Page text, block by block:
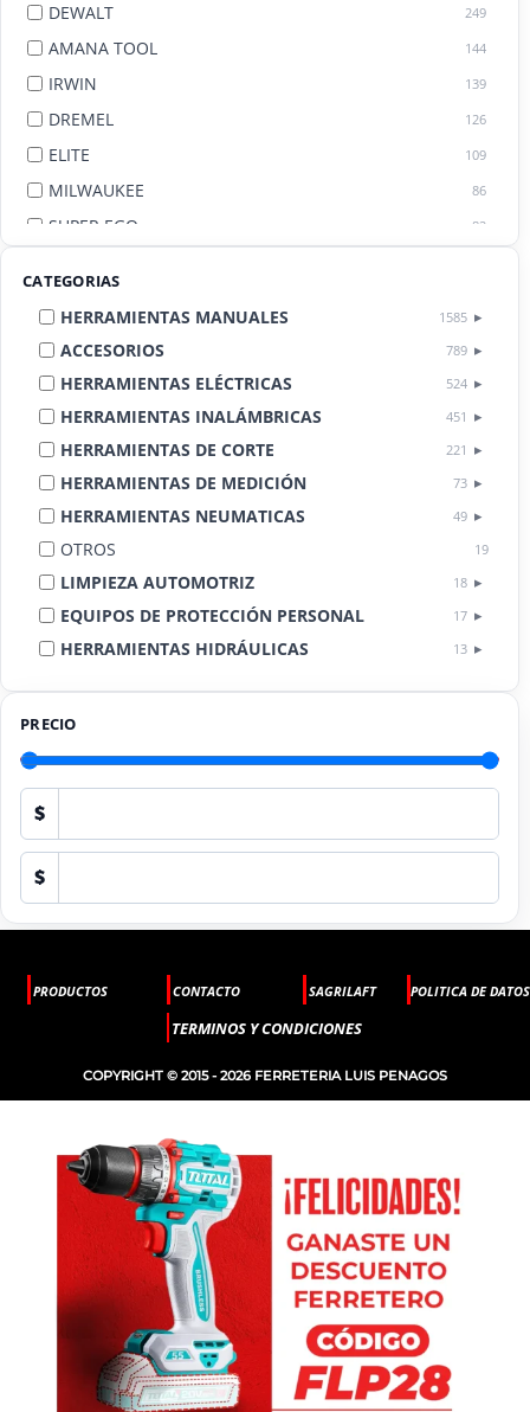
DEWALT 249
AMANA TOOL 144
IRWIN 139
DREMEL 126
ELITE 109
MILWAUKEE 86
SUPER EGO 82
CATEGORIAS
HERRAMIENTAS MANUALES 1585
ACCESORIOS 789
HERRAMIENTAS ELÉCTRICAS 524
HERRAMIENTAS INALÁMBRICAS 451
HERRAMIENTAS DE CORTE 221
HERRAMIENTAS DE MEDICIÓN 73
HERRAMIENTAS NEUMATICAS 49
OTROS 19
LIMPIEZA AUTOMOTRIZ 18
EQUIPOS DE PROTECCIÓN PERSONAL 17
HERRAMIENTAS HIDRÁULICAS 13
PRECIO
$
$
PRODUCTOS CONTACTO SAGRILAFT POLITICA DE DATOS
TERMINOS Y CONDICIONES
COPYRIGHT © 2015 - 2026 FERRETERIA LUIS PENAGOS